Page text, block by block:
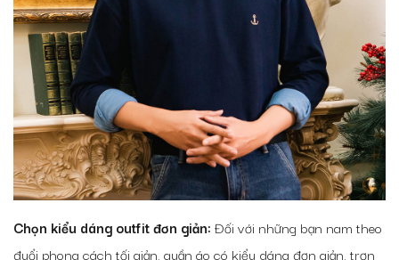
Chọn kiểu dáng outfit đơn giản: Đối với những bạn nam theo
đuổi phong cách tối giản, quần áo có kiểu dáng đơn giản, trơn